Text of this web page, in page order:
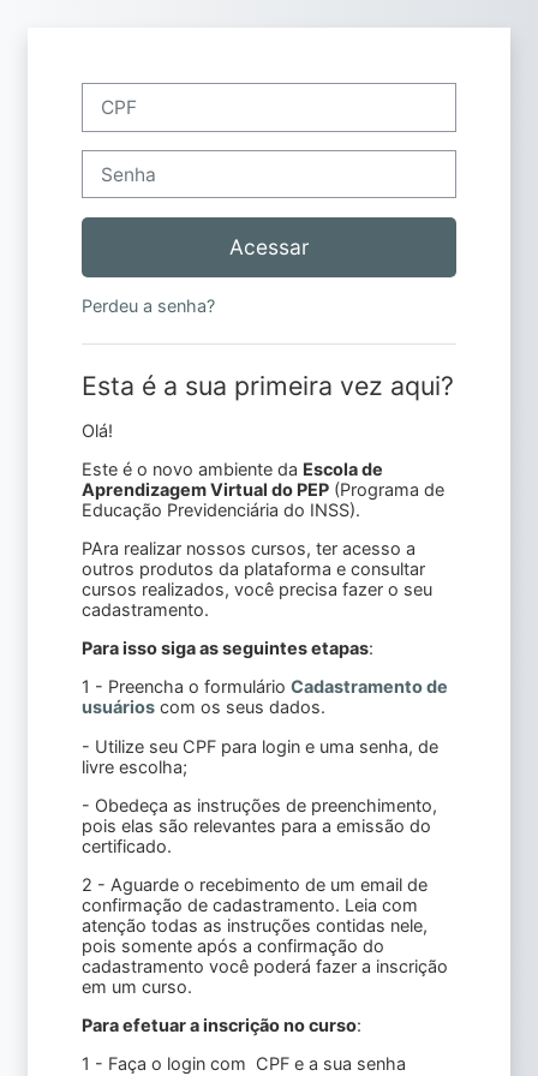
Acessar
Perdeu a senha?
Esta é a sua primeira vez aqui?
Olá!
Este é o novo ambiente da Escola de
Aprendizagem Virtual do PEP (Programa de
Educação Previdenciária do INSS).
PAra realizar nossos cursos, ter acesso a
outros produtos da plataforma e consultar
cursos realizados, você precisa fazer o seu
cadastramento.
Para isso siga as seguintes etapas:
1 - Preencha o formulárioCadastramento de
usuários com os seus dados.
- Utilize seu CPF para login e uma senha, de
livre escolha;
- Obedeça as instruções de preenchimento,
pois elas são relevantes para a emissão do
certificado.
2 - Aguarde o recebimento de um email de
confirmação de cadastramento. Leia com
atenção todas as instruções contidas nele,
pois somente após a confirmação do
cadastramento você poderá fazer a inscrição
em um curso.
Para efetuar a inscrição no curso:
1 - Faça o login com CPF e a sua senha